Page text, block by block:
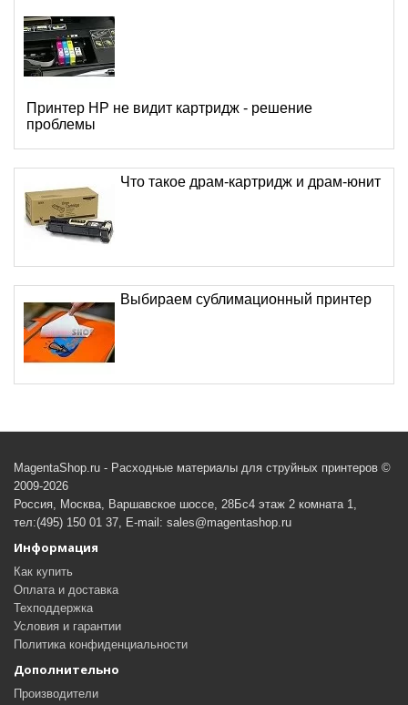
Принтер HP не видит картридж - решение
проблемы
Что такое драм-картридж и драм-юнит
Выбираем сублимационный принтер
MagentaShop.ru - Расходные материалы для струйных принтеров ©
2009-2026
Россия, Москва, Варшавское шоссе, 28Бс4 этаж 2 комната 1,
тел:(495) 150 01 37, E-mail: sales@magentashop.ru
Информация
Как купить
Оплата и доставка
Техподдержка
Условия и гарантии
Политика конфиденциальности
Дополнительно
Производители